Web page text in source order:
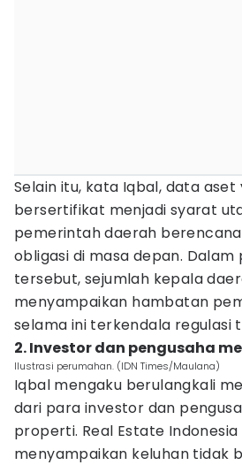
Selain itu, kata Iqbal, data
bersertifikat menjadi syarat
pemerintah daerah
obligasi di masa depan.
tersebut, sejumlah kepala
menyampaikan hambatan
selama ini terkendala regulasi
2. Investor dan pengusaha
Ilustrasi perumahan. (IDN Times/Maulana)
Iqbal mengaku berulangkali
dari para investor dan
properti. Real Estate Indonesia
menyampaikan keluhan tidak